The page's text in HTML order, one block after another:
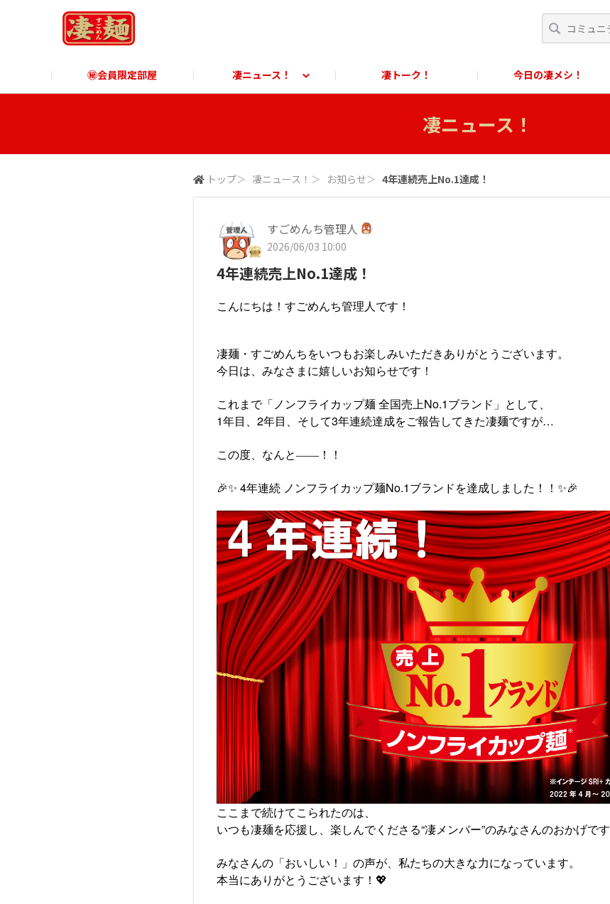
㊙会員限定部屋 凄ニュース！ 凄トーク！ 今日の凄メシ！
商品に関する「よくあるご質問」 商品に関するお問い合わせ窓口
凄ニュース！
トップ＞ 凄ニュース！ ＞ お知らせ＞ 4年連続売上No.1達成！
すごめんち管理人
2026/06/03 10:00
4年連続売上No.1達成！
こんにちは！すごめんち管理人です！
凄麺・すごめんちをいつもお楽しみいただきありがとうございます。
今日は、みなさまに嬉しいお知らせです！
これまで「ノンフライカップ麺 全国売上No.1ブランド」として、
1年目、2年目、そして3年連続達成をご報告してきた凄麺ですが…
この度、なんと――！！
🎉✨ 4年連続 ノンフライカップ麺No.1ブランドを達成しました！！✨🎉
ここまで続けてこられたのは、
いつも凄麺を応援し、楽しんでくださる“凄メンバー”のみなさんのおかげです
みなさんの「おいしい！」の声が、私たちの大きな力になっています。
本当にありがとうございます！💖